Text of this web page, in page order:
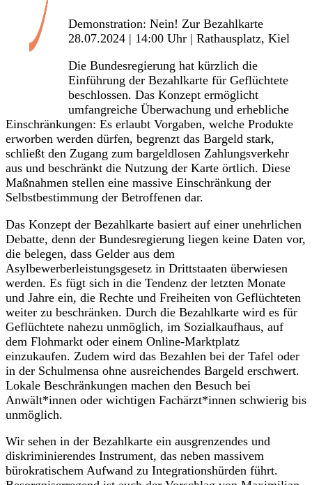
Demonstration: Nein! Zur Bezahlkarte
28.07.2024 | 14:00 Uhr | Rathausplatz, Kiel
Die Bundesregierung hat kürzlich die
Einführung der Bezahlkarte für Geflüchtete
beschlossen. Das Konzept ermöglicht
umfangreiche Überwachung und erhebliche
Einschränkungen: Es erlaubt Vorgaben, welche Produkte
erworben werden dürfen, begrenzt das Bargeld stark,
schließt den Zugang zum bargeldlosen Zahlungsverkehr
aus und beschränkt die Nutzung der Karte örtlich. Diese
Maßnahmen stellen eine massive Einschränkung der
Selbstbestimmung der Betroffenen dar.
Das Konzept der Bezahlkarte basiert auf einer unehrlichen
Debatte, denn der Bundesregierung liegen keine Daten vor,
die belegen, dass Gelder aus dem
Asylbewerberleistungsgesetz in Drittstaaten überwiesen
werden. Es fügt sich in die Tendenz der letzten Monate
und Jahre ein, die Rechte und Freiheiten von Geflüchteten
weiter zu beschränken. Durch die Bezahlkarte wird es für
Geflüchtete nahezu unmöglich, im Sozialkaufhaus, auf
dem Flohmarkt oder einem Online-Marktplatz
einzukaufen. Zudem wird das Bezahlen bei der Tafel oder
in der Schulmensa ohne ausreichendes Bargeld erschwert.
Lokale Beschränkungen machen den Besuch bei
Anwält*innen oder wichtigen Fachärzt*innen schwierig bis
unmöglich.
Wir sehen in der Bezahlkarte ein ausgrenzendes und
diskriminierendes Instrument, das neben massivem
bürokratischem Aufwand zu Integrationshürden führt.